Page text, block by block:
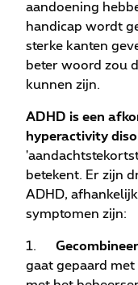
aandoening
handicap wordt
sterke kanten
beter woord zou
kunnen zijn.
ADHD is een
hyperactivity
betekent. Er zijn
ADHD,
symptomen zijn:
1.
gaat gepaard